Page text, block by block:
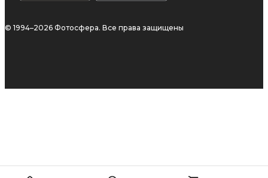
© 1994–2026 Фотосфера. Все права защищены